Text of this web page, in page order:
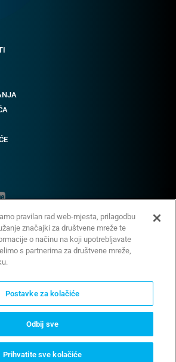
Sva prava pridržana.
pravilan rad web-mjesta, prilagodbu
značajki za društvene mreže te
o načinu na koji upotrebljavate
s partnerima za društvene mreže,
Postavke za kolačiće
Odbij sve
Prihvatite sve kolačiće